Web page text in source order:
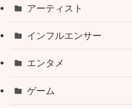
アーティスト
インフルエンサー
エンタメ
ゲーム